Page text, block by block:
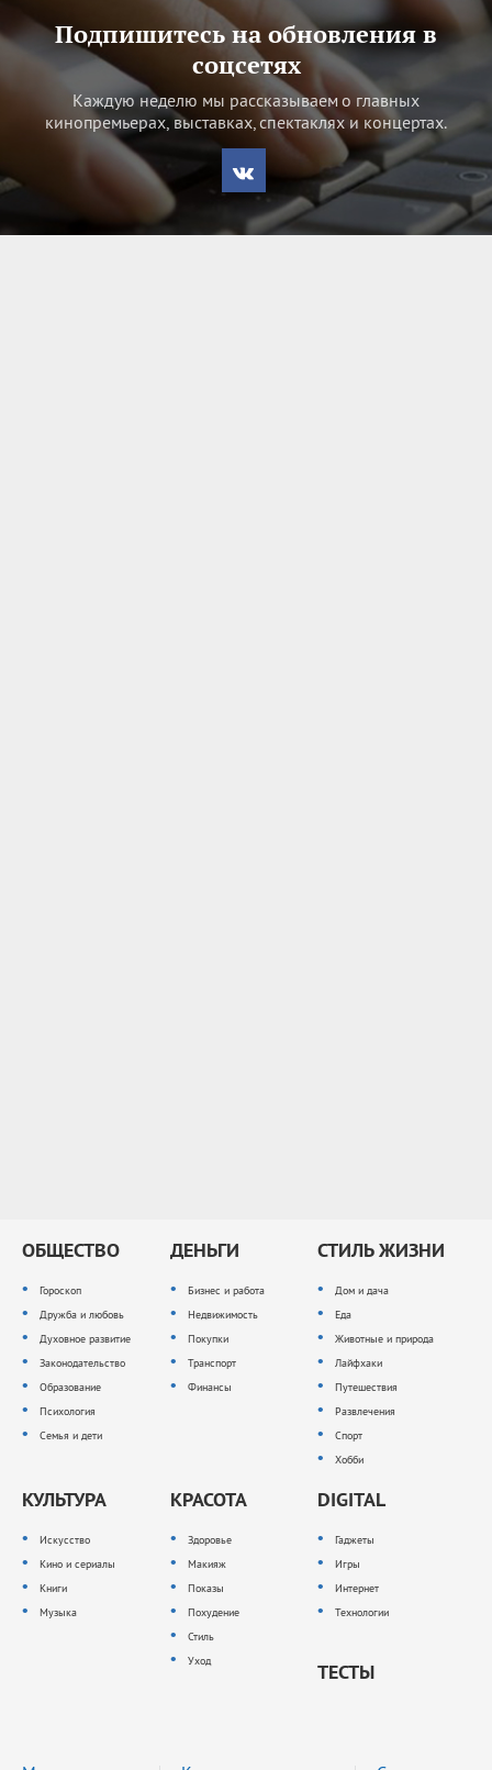
Подпишитесь на обновления в
соцсетях
Каждую неделю мы рассказываем о главных
кинопремьерах, выставках, спектаклях и концертах.
ОБЩЕСТВО
Гороскоп
Дружба и любовь
Духовное развитие
Законодательство
Образование
Психология
Семья и дети
ДЕНЬГИ
Бизнес и работа
Недвижимость
Покупки
Транспорт
Финансы
СТИЛЬ ЖИЗНИ
Дом и дача
Еда
Животные и природа
Лайфхаки
Путешествия
Развлечения
Спорт
Хобби
КУЛЬТУРА
Искусство
Кино и сериалы
Книги
Музыка
КРАСОТА
Здоровье
Макияж
Показы
Похудение
Стиль
Уход
DIGITAL
Гаджеты
Игры
Интернет
Технологии
ТЕСТЫ